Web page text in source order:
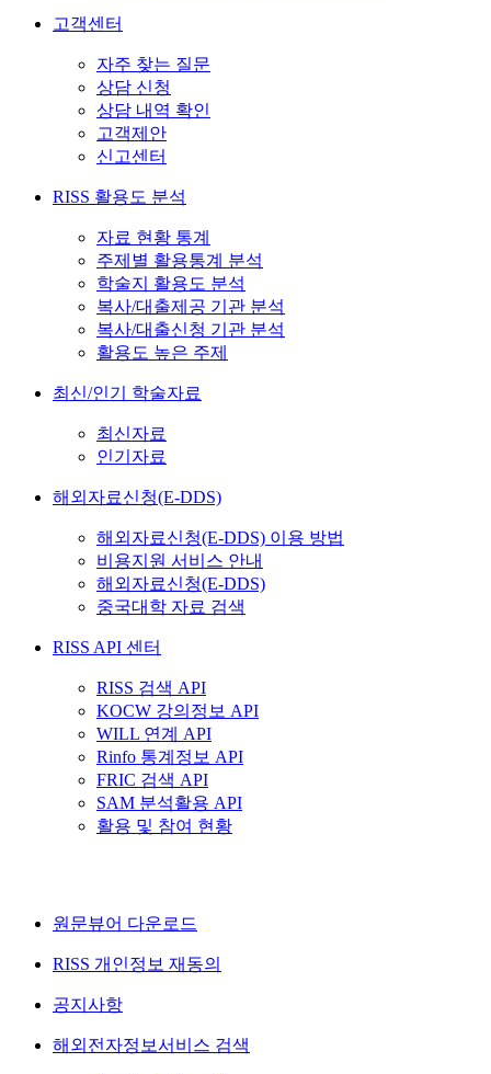
고객센터
자주 찾는 질문
상담 신청
상담 내역 확인
고객제안
신고센터
RISS 활용도 분석
자료 현황 통계
주제별 활용통계 분석
학술지 활용도 분석
복사/대출제공 기관 분석
복사/대출신청 기관 분석
활용도 높은 주제
최신/인기 학술자료
최신자료
인기자료
해외자료신청(E-DDS)
해외자료신청(E-DDS) 이용 방법
비용지원 서비스 안내
해외자료신청(E-DDS)
중국대학 자료 검색
RISS API 센터
RISS 검색 API
KOCW 강의정보 API
WILL 연계 API
Rinfo 통계정보 API
FRIC 검색 API
SAM 분석활용 API
활용 및 참여 현황
원문뷰어 다운로드
RISS 개인정보 재동의
공지사항
해외전자정보서비스 검색